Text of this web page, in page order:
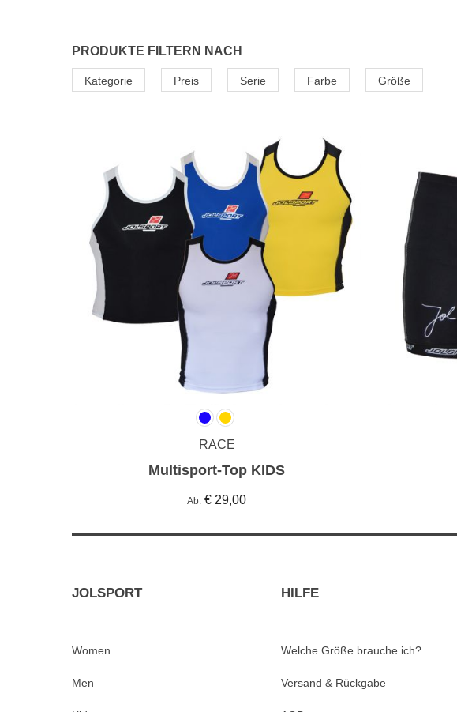
PRODUKTE FILTERN NACH
Kategorie Preis Serie Farbe Größe
RACE
Multisport-Top KIDS
Ab € 29,00
JOLSPORT
Women
Men
HILFE
Welche Größe brauche ich?
Versand & Rückgabe